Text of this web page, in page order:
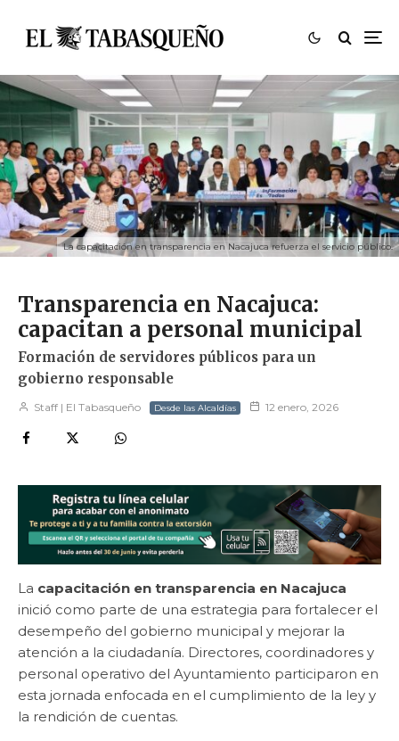
La capacitación en transparencia en Nacajuca refuerza el servicio público.
Transparencia en Nacajuca:
capacitan a personal municipal
Formación de servidores públicos para un
gobierno responsable
Staff | El Tabasqueño Desde las Alcaldías 12 enero, 2026
La capacitación en transparencia en Nacajuca
inició como parte de una estrategia para fortalecer el
desempeño del gobierno municipal y mejorar la
atención a la ciudadanía. Directores, coordinadores y
personal operativo del Ayuntamiento participaron en
esta jornada enfocada en el cumplimiento de la ley y
la rendición de cuentas.